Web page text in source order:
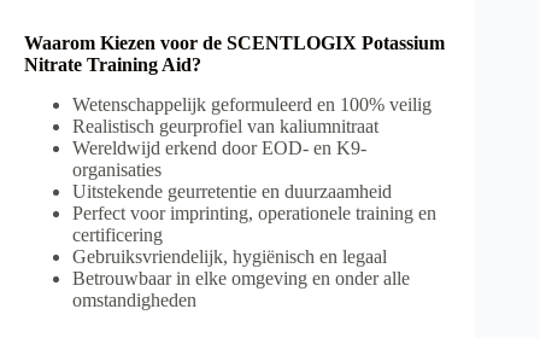
Waarom Kiezen voor de SCENTLOGIX Potassium
Nitrate Training Aid?
Wetenschappelijk geformuleerd en 100% veilig
Realistisch geurprofiel van kaliumnitraat
Wereldwijd erkend door EOD- en K9-
organisaties
Uitstekende geurretentie en duurzaamheid
Perfect voor imprinting, operationele training en
certificering
Gebruiksvriendelijk, hygiënisch en legaal
Betrouwbaar in elke omgeving en onder alle
omstandigheden